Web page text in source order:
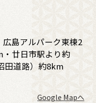
島アルパーク東棟2
廿日市駅より約
田道路）約8km
Google Mapへ